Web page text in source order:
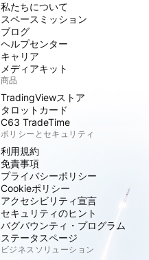
私たちについて
スペースミッション
ブログ
ヘルプセンター
キャリア
メディアキット
商品
TradingViewストア
タロットカード
C63 TradeTime
ポリシーとセキュリティ
利用規約
免責事項
プライバシーポリシー
Cookieポリシー
アクセシビリティ宣言
セキュリティのヒント
バグバウンティ・プログラム
ステータスページ
ビジネスソリューション